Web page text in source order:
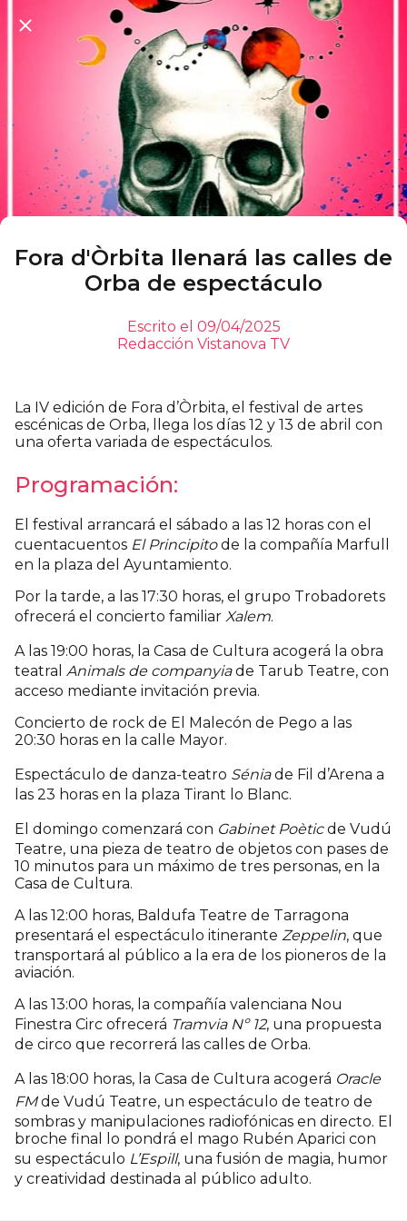
Fora d'Òrbita llenará las calles de
Orba de espectáculo
Escrito el 09/04/2025
Redacción Vistanova TV
La IV edición de Fora d’Òrbita, el festival de artes
escénicas de Orba, llega los días 12 y 13 de abril con
una oferta variada de espectáculos.
Programación:
El festival arrancará el sábado a las 12 horas con el
cuentacuentos El Principitode la compañía Marfull
en la plaza del Ayuntamiento.
Por la tarde, a las 17:30 horas, el grupo Trobadorets
ofrecerá el concierto familiar Xalem.
A las 19:00 horas, la Casa de Cultura acogerá la obra
teatral Animals de companyiade Tarub Teatre, con
acceso mediante invitación previa.
Concierto de rock de El Malecón de Pego a las
20:30 horas en la calle Mayor.
Espectáculo de danza-teatro Séniade Fil d’Arena a
las 23 horas en la plaza Tirant lo Blanc.
El domingo comenzará con Gabinet Poèticde Vudú
Teatre, una pieza de teatro de objetos con pases de
10 minutos para un máximo de tres personas, en la
Casa de Cultura.
A las 12:00 horas, Baldufa Teatre de Tarragona
presentará el espectáculo itinerante Zeppelin, que
transportará al público a la era de los pioneros de la
aviación.
A las 13:00 horas, la compañía valenciana Nou
Finestra Circ ofrecerá Tramvia Nº 12, una propuesta
de circo que recorrerá las calles de Orba.
A las 18:00 horas, la Casa de Cultura acogerá Oracle
FMde Vudú Teatre, un espectáculo de teatro de
sombras y manipulaciones radiofónicas en directo. El
broche final lo pondrá el mago Rubén Aparici con
su espectáculo L’Espill, una fusión de magia, humor
y creatividad destinada al público adulto.